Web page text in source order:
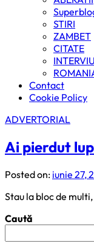
STIRI
ZAMBET
CITATE
Contact
Cookie Policy
ADVERTORIAL
Ai pierdut
Posted on: iunie 27,
Stau la bloc de
Caută